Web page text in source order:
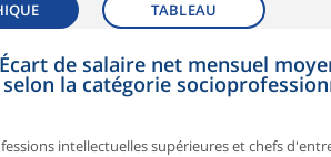
TABLEAU
de salaire net mensuel
la catégorie
intellectuelles supérieures et chefs